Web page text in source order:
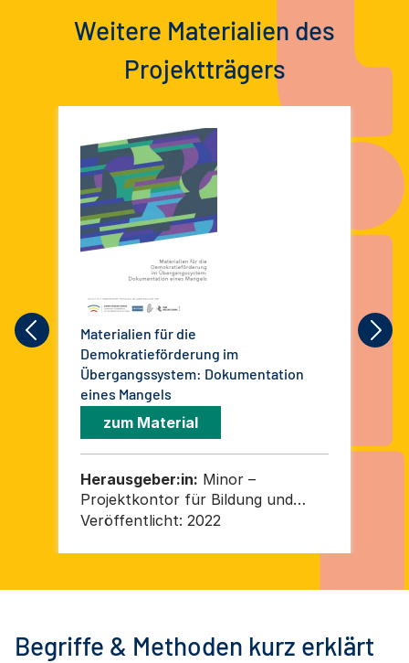
Weitere Materialien des
Projektträgers
Materialien für die
Demokratieförderung im
Übergangssystem: Dokumentation
eines Mangels
zum Material
Herausgeber:in: Minor –
Projektkontor für Bildung und
Forschung e. V./DGB Bildungswerk
Veröffentlicht: 2022
Begriffe & Methoden kurz erklärt